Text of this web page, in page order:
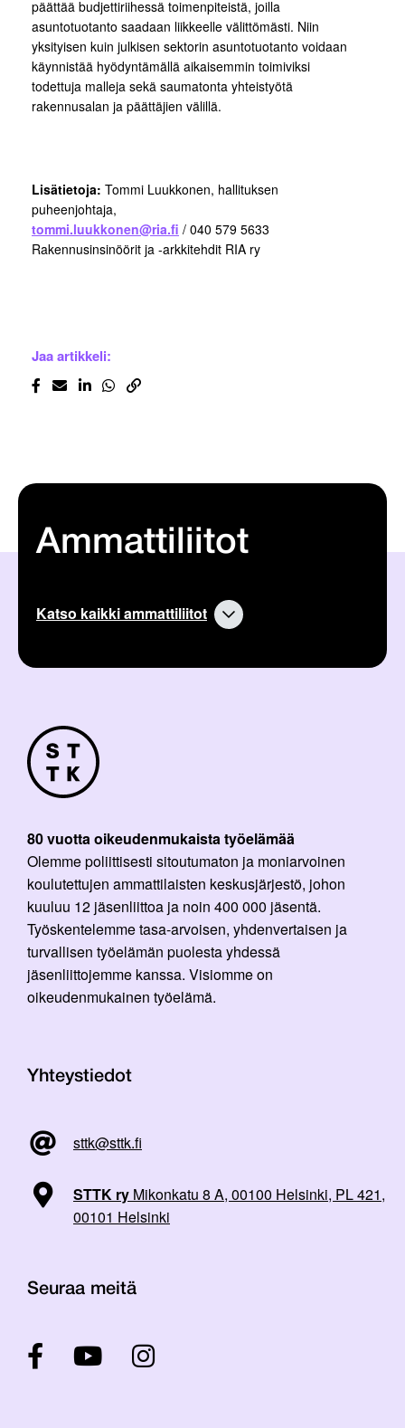
päättää budjettiriihessä toimenpiteistä, joilla
asuntotuotanto saadaan liikkeelle välittömästi. Niin
yksityisen kuin julkisen sektorin asuntotuotanto voidaan
käynnistää hyödyntämällä aikaisemmin toimiviksi
todettuja malleja sekä saumatonta yhteistyötä
rakennusalan ja päättäjien välillä.
Lisätietoja: Tommi Luukkonen, hallituksen
puheenjohtaja,
tommi.luukkonen@ria.fi / 040 579 5633
Rakennusinsinöörit ja -arkkitehdit RIA ry
Jaa artikkeli:
Ammattiliitot
Katso kaikki ammattiliitot
80 vuotta oikeudenmukaista työelämää
Olemme poliittisesti sitoutumaton ja moniarvoinen
koulutettujen ammattilaisten keskusjärjestö, johon
kuuluu 12 jäsenliittoa ja noin 400 000 jäsentä.
Työskentelemme tasa-arvoisen, yhdenvertaisen ja
turvallisen työelämän puolesta yhdessä
jäsenliittojemme kanssa. Visiomme on
oikeudenmukainen työelämä.
Yhteystiedot
sttk@sttk.fi
STTK ry Mikonkatu 8 A, 00100 Helsinki, PL 421,
00101 Helsinki
Seuraa meitä